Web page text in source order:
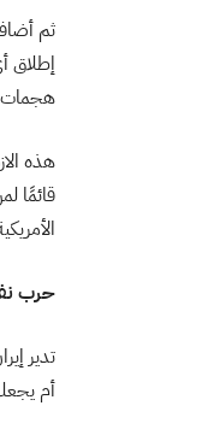
ثم
إطلاق
هجمات
هذه
قائمًا
حرب
تدير
أم